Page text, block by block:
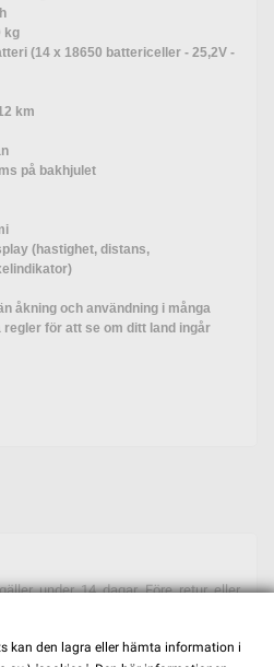
kg
(14 x 18650 battericeller - 25,2V -
km
på bakhjulet
(hastighet, distans,
åkning och användning i många
regler för att se om ditt land ingår
under 14 dagar. Före retur eller
online hos oss. Det gör du genom
på din beställning. Ångerfristen börjar
kan den lagra eller hämta information i